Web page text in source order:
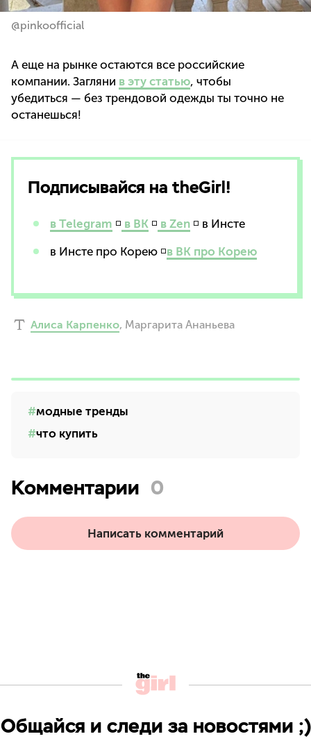
@pinkoofficial
А еще на рынке остаются все российские
компании. Загляни в эту статью, чтобы
убедиться — без трендовой одежды ты точно не
останешься!
Подписывайся на theGirl!
в Telegram ◽ в ВК ◽ в Zen ◽ в Инсте
в Инсте про Корею ◽в ВК про Корею
Алиса Карпенко, Маргарита Ананьева
модные тренды
что купить
Комментарии 0
Написать комментарий
Общайся и следи за новостями ;)